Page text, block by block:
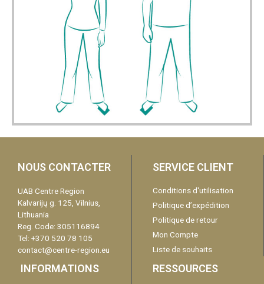
NOUS CONTACTER
UAB Centre Region
Kalvarijų g. 125, Vilnius,
Lithuania
Reg. Code: 305116894
Tel: +370 520 78 105
contact@centre-region.eu
SERVICE CLIENT
Conditions d'utilisation
Politique d’expédition
Politique de retour
Mon Compte
Liste de souhaits
INFORMATIONS RESSOURCES